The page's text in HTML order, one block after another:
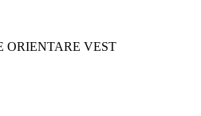
ORIENTARE VEST